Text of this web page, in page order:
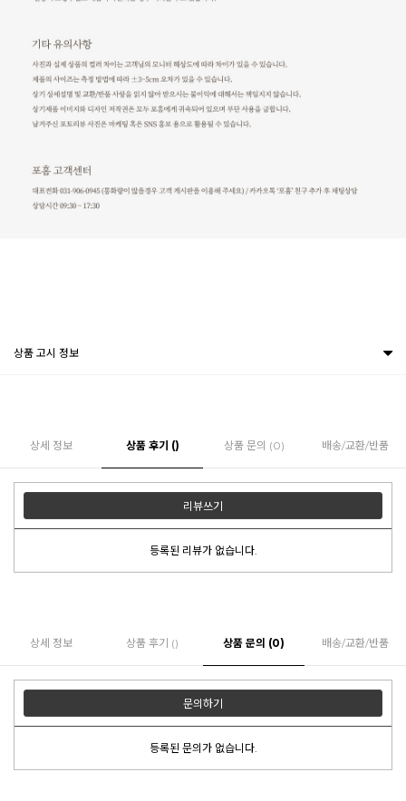
상품 고시 정보
상세 정보 상품 후기 () 상품 문의 (0) 배송/교환/반품
리뷰쓰기
등록된 리뷰가 없습니다.
상세 정보 상품 후기 () 상품 문의 (0) 배송/교환/반품
문의하기
등록된 문의가 없습니다.